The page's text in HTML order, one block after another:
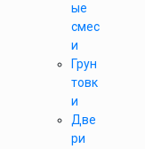
ые
смес
и
Грун
товк
и
Две
ри